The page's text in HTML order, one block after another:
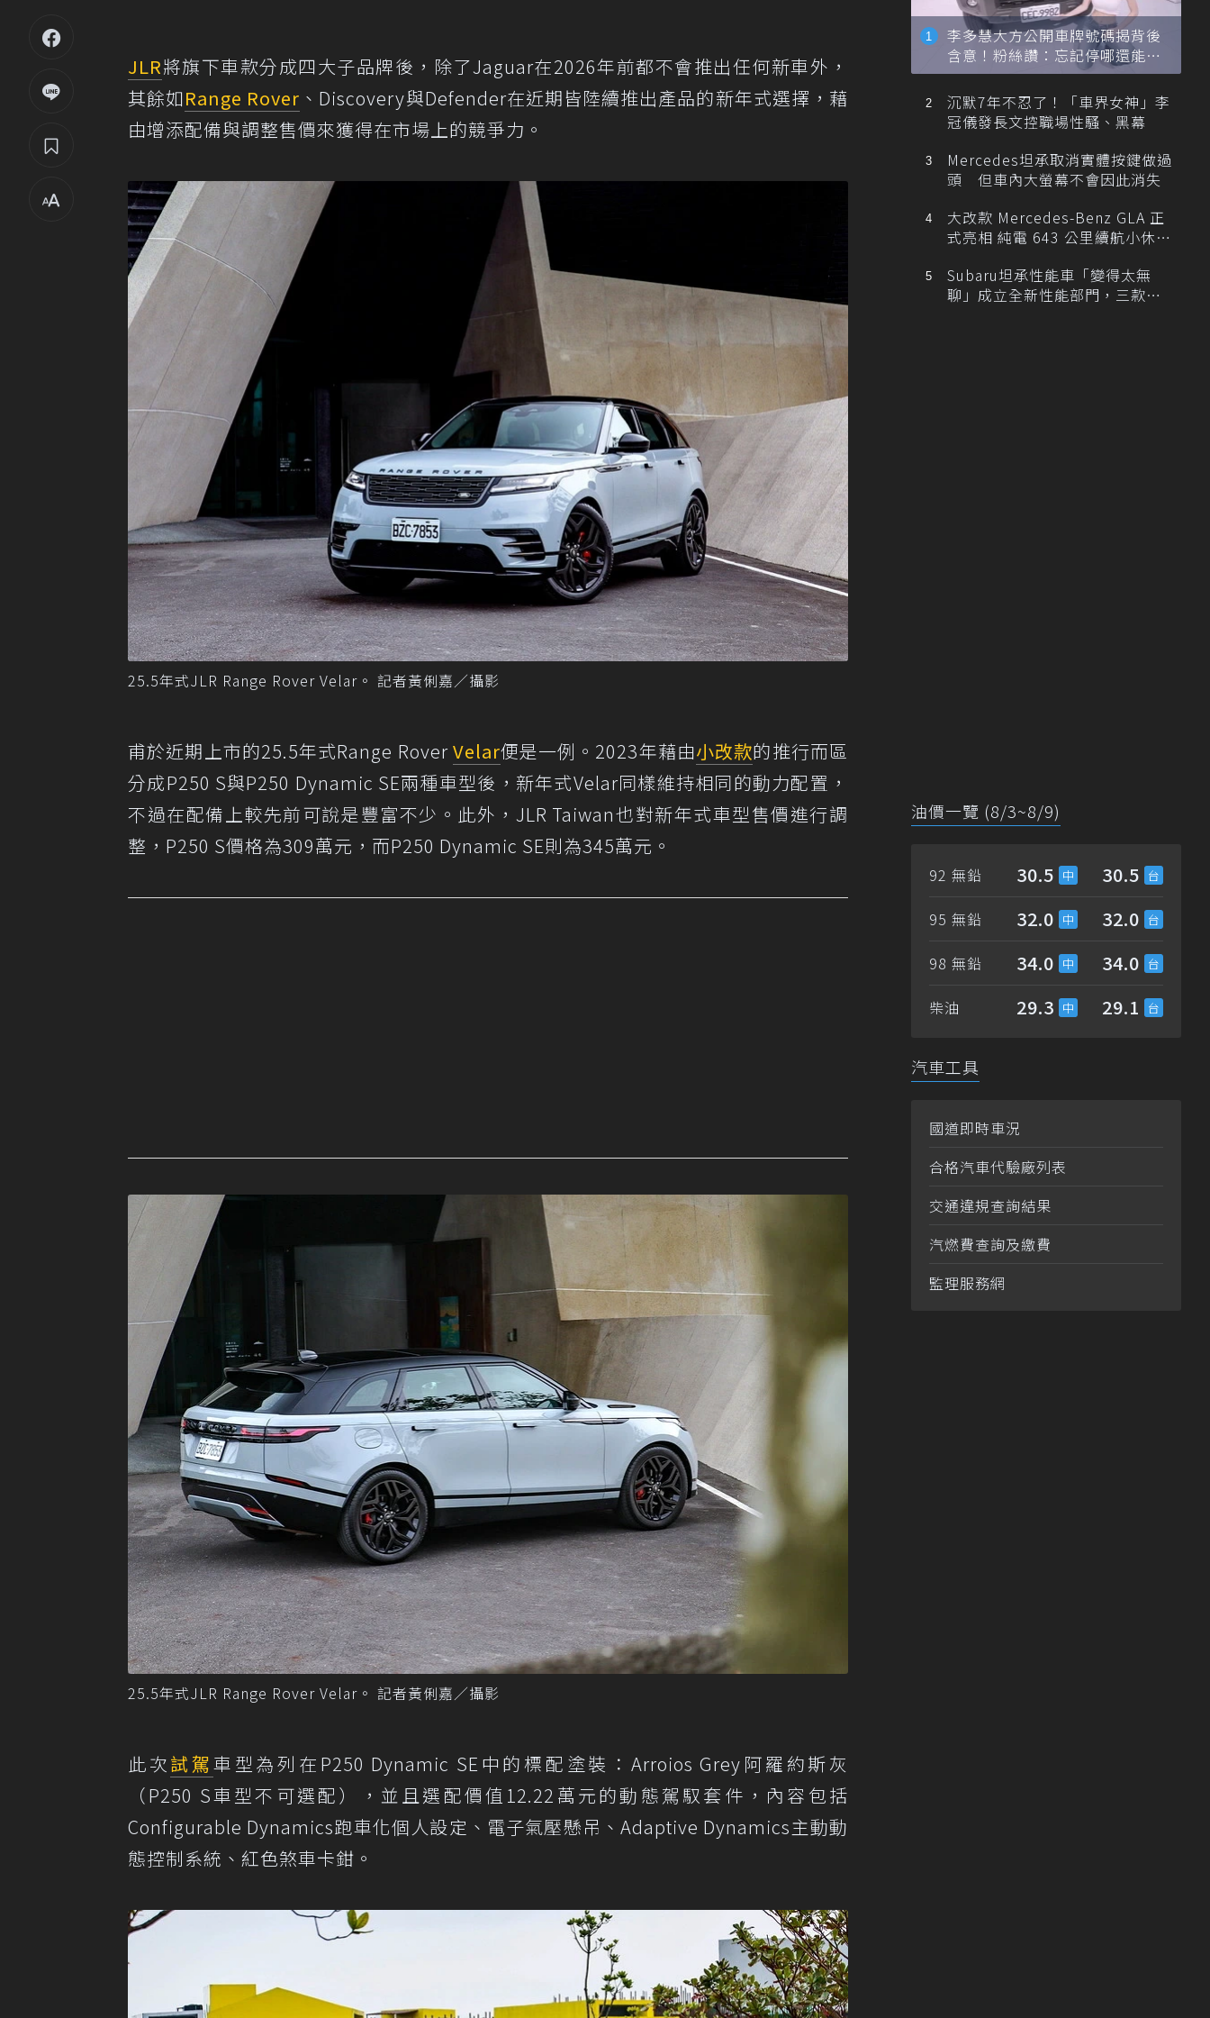
JLR將旗下車款分成四大子品牌後，除了Jaguar在2026年前都不會推出任何新車外，
其餘如Range Rover 、Discovery與Defender在近期皆陸續推出產品的新年式選擇，藉
由增添配備與調整售價來獲得在市場上的競爭力。
25.5年式JLR Range Rover Velar。 記者黃俐嘉／攝影
甫於近期上市的25.5年式Range RoverVelar便是一例。2023年藉由小改款的推行而區
分成P250 S與P250 Dynamic SE兩種車型後，新年式Velar同樣維持相同的動力配置，
不過在配備上較先前可說是豐富不少。此外，JLR Taiwan也對新年式車型售價進行調
整，P250 S價格為309萬元，而P250 Dynamic SE則為345萬元。
25.5年式JLR Range Rover Velar。 記者黃俐嘉／攝影
此次試駕車型為列在P250 Dynamic SE中的標配塗裝：Arroios Grey阿羅約斯灰
（P250 S車型不可選配），並且選配價值12.22萬元的動態駕馭套件，內容包括
Configurable Dynamics跑車化個人設定、電子氣壓懸吊、Adaptive Dynamics主動動
態控制系統、紅色煞車卡鉗。
李多慧大方公開車牌號碼揭背後
含意！粉絲讚：忘記停哪還能幫
忙找車
沉默7年不忍了！「車界女神」李
冠儀發長文控職場性騷、黑幕
Mercedes坦承取消實體按鍵做過
頭 但車內大螢幕不會因此消失
大改款 Mercedes-Benz GLA 正
式亮相 純電 643 公里續航小休
Subaru坦承性能車「變得太無
聊」成立全新性能部門，三款手
油價一覽 (8/3~8/9)
92 無鉛 30.5 30.5
95 無鉛 32.0 32.0
98 無鉛 34.0 34.0
柴油 29.3 29.1
汽車工具
國道即時車況
合格汽車代驗廠列表
交通違規查詢結果
汽燃費查詢及繳費
監理服務網